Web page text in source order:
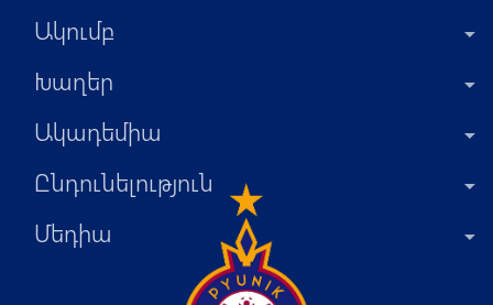
Ակումբ
Խաղեր
Ակադեմիա
Ընդունելություն
Մեդիա